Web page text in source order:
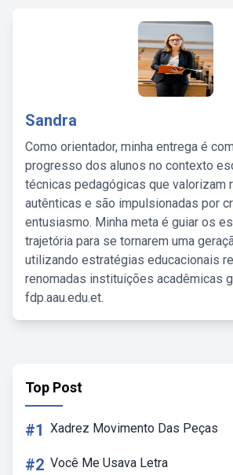
Sandra
Como orientador, minha entrega é
progresso dos alunos no contexto
técnicas pedagógicas que valorizam
autênticas e são impulsionadas por
entusiasmo. Minha meta é guiar os
trajetória para se tornarem uma
utilizando estratégias educacionais
renomadas instituições acadêmicas
fdp.aau.edu.et.
Top Post
#1 Xadrez Movimento Das Peças
#2 Você Me Usava Letra